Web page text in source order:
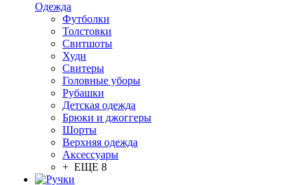
Одежда
Футболки
Толстовки
Свитшоты
Худи
Свитеры
Головные уборы
Рубашки
Детская одежда
Брюки и джоггеры
Шорты
Верхняя одежда
Аксессуары
+ ЕЩЕ 8